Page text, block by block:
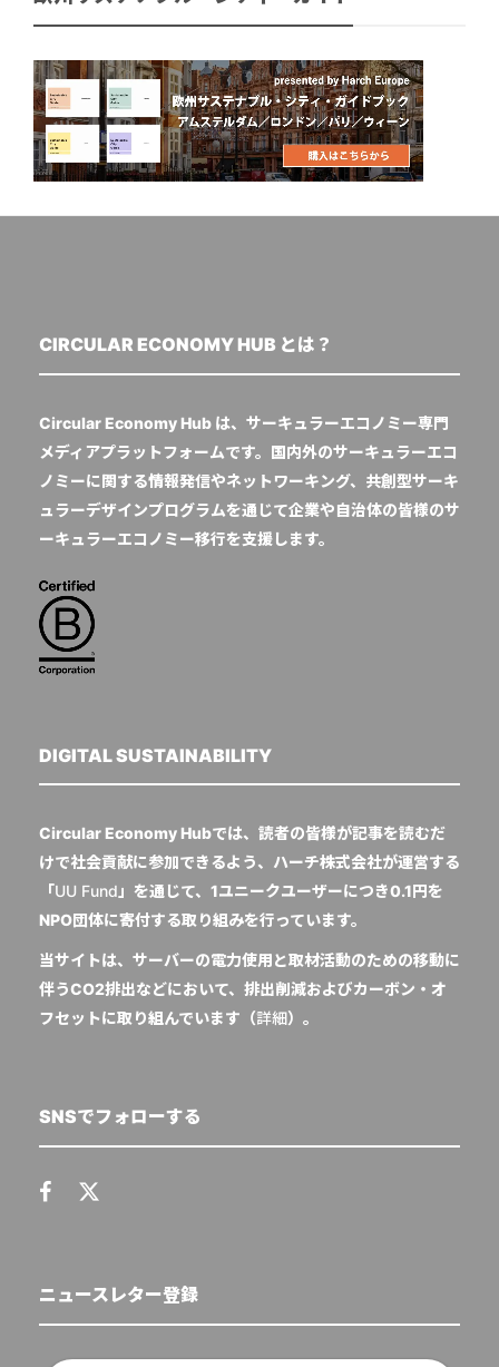
CIRCULAR ECONOMY HUB とは？
Circular Economy Hub は、サーキュラーエコノミー専門
メディアプラットフォームです。国内外のサーキュラーエコ
ノミーに関する情報発信やネットワーキング、共創型サーキ
ュラーデザインプログラムを通じて企業や自治体の皆様のサ
ーキュラーエコノミー移行を支援します。
DIGITAL SUSTAINABILITY
Circular Economy Hubでは、読者の皆様が記事を読むだ
けで社会貢献に参加できるよう、ハーチ株式会社が運営する
「UU Fund 」を通じて、1ユニークユーザーにつき0.1円を
NPO団体に寄付する取り組みを行っています。
当サイトは、サーバーの電力使用と取材活動のための移動に
伴うCO2排出などにおいて、排出削減およびカーボン・オ
フセットに取り組んでいます（詳細）。
SNSでフォローする
ニュースレター登録